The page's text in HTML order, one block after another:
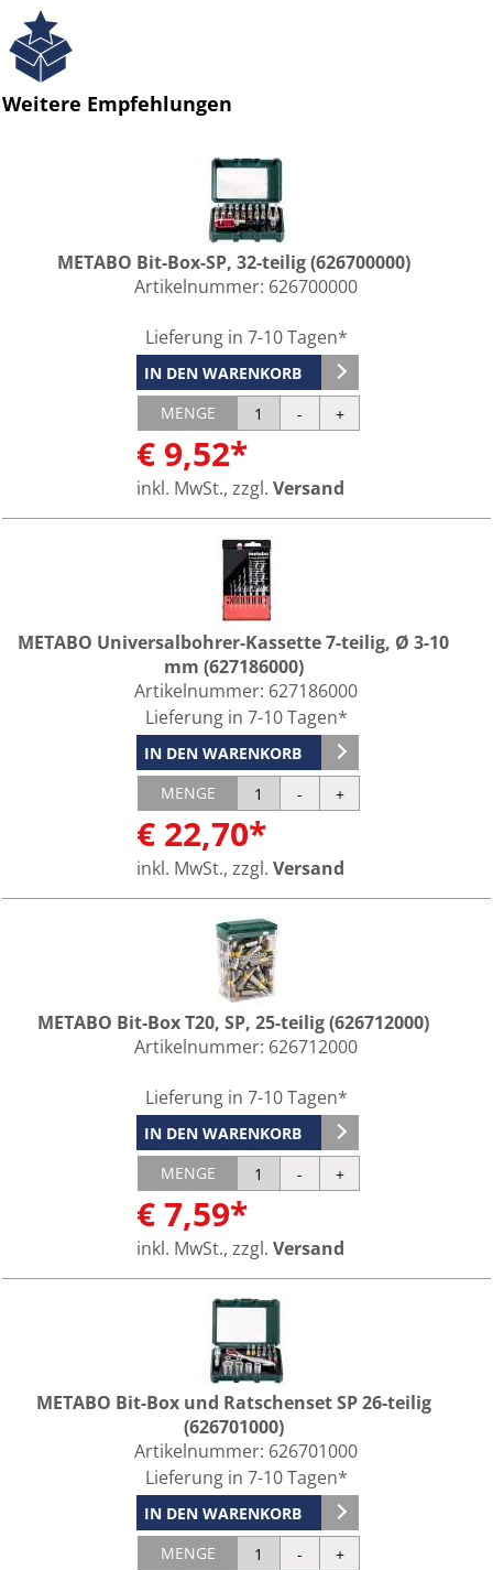
Weitere Empfehlungen
METABO Bit-Box-SP, 32-teilig (626700000)
Artikelnummer: 626700000
Lieferung in 7-10 Tagen*
IN DEN WARENKORB
MENGE
€ 9,52*
inkl. MwSt., zzgl. Versand
METABO Universalbohrer-Kassette 7-teilig, Ø 3-10
mm (627186000)
Artikelnummer: 627186000
Lieferung in 7-10 Tagen*
IN DEN WARENKORB
MENGE
€ 22,70*
inkl. MwSt., zzgl. Versand
METABO Bit-Box T20, SP, 25-teilig (626712000)
Artikelnummer: 626712000
Lieferung in 7-10 Tagen*
IN DEN WARENKORB
MENGE
€ 7,59*
inkl. MwSt., zzgl. Versand
METABO Bit-Box und Ratschenset SP 26-teilig
(626701000)
Artikelnummer: 626701000
Lieferung in 7-10 Tagen*
IN DEN WARENKORB
MENGE